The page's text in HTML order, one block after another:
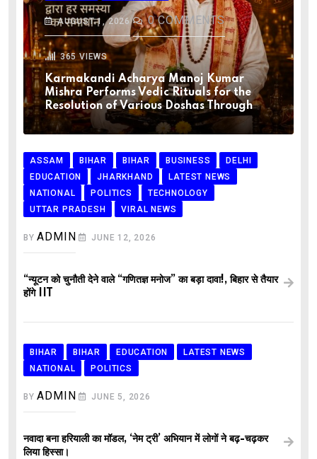
AUGUST 1, 2026 0COMMENTS
365 VIEWS
Karmakandi Acharya Manoj Kumar
Mishra Performs Vedic Rituals for the
Resolution of Various Doshas Through
ASSAM BIHAR BIHAR BUSINESS
DELHI
EDUCATION
JHARKHAND
LATEST NEWS
NATIONAL
POLITICS
TECHNOLOGY
UTTAR PRADESH
VIRAL NEWS
BYADMIN JUNE 12, 2026
“न्यूटन को चुनौती देने वाले “गणितज्ञ मनोज” का बड़ा दावा!, बिहार से तैयार
होंगे IIT
BIHAR BIHAR EDUCATION
LATEST NEWS
NATIONAL
POLITICS
BYADMIN JUNE 5, 2026
नवादा बना हरियाली का मॉडल, ‘नेम ट्री’ अभियान में लोगों ने बढ़-चढ़कर
लिया हिस्सा।